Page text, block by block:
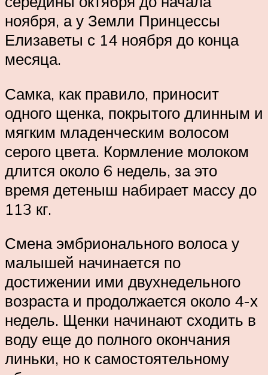
ноября, а у Земли Принцессы
Елизаветы с 14 ноября до конца
месяца.
Самка, как правило, приносит
одного щенка, покрытого длинным и
мягким младенческим волосом
серого цвета. Кормление молоком
длится около 6 недель, за это
время детеныш набирает массу до
113 кг.
Смена эмбрионального волоса у
малышей начинается по
достижении ими двухнедельного
возраста и продолжается около 4-х
недель. Щенки начинают сходить в
воду еще до полного окончания
линьки, но к самостоятельному